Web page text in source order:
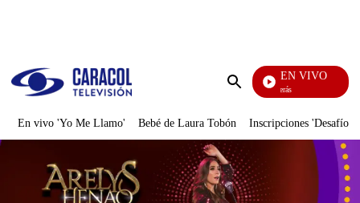
Enviar
EN VIVO
También Caerás
En vivo 'Yo Me Llamo' Bebé de Laura Tobón Inscripciones 'Desafío'